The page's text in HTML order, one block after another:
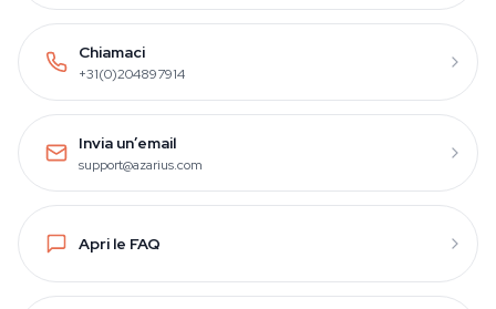
Chiamaci
+31(0)204897914
Invia un’email
support@azarius.com
Apri le FAQ